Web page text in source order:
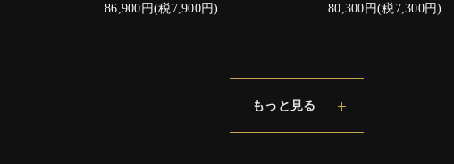
86,900円(税7,900円) 80,300円(税7,300円)
もっと見る